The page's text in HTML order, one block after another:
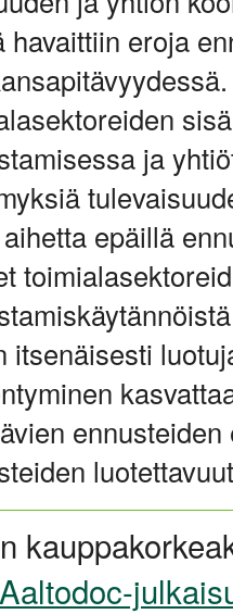
havaittiin eroja
ja
epäillä
itsenäisesti
Aaltodoc-